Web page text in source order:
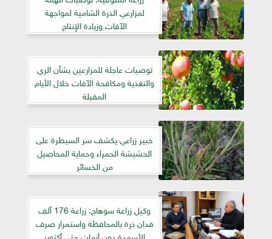
لمزارعي الذرة الشامية لمواجهة
الآفات وزيادة الإنتاج
توصيات عاجلة للمزارعين بشأن الري
والتغذية ومكافحة الآفات خلال الأيام
المقبلة
خبير زراعي يكشف سر السيطرة على
الحشيشة الحمراء وحماية المحاصيل
من الخسائر
وكيل زراعة سوهاج: زراعة 176 ألف
فدان ذرة بالمحافظة واستمرار صرف
الأسمدة دون أزمات حتى أكتوبر